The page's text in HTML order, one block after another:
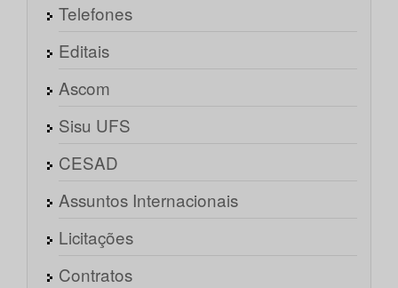
Telefones
Editais
Ascom
Sisu UFS
CESAD
Assuntos Internacionais
Licitações
Contratos